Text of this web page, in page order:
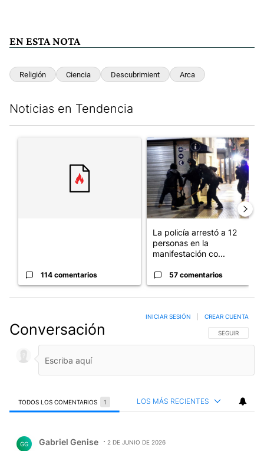
EN ESTA NOTA
Religión Ciencia Descubrimient Arca
Noticias en Tendencia
Un artículo de tendencia con el título "" con 114 comentarios.
114 comentarios
Un artículo de tendencia con
La policía arrestó a 12
personas en la
manifestación co...
57 comentarios
Conversación SIGA ESTA
SEGUIR
INICIAR SESIÓN CREAR CUENTA
TODOS LOS COMENTARIOS 1 LOS MÁS RECIENTES
GG Gabriel Genise 2 DE JUNIO DE 2026